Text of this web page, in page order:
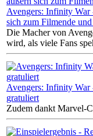
Avengers: Infinity War
sich zum Filmende
Die Macher von
wird, als viele Fans
Avengers: Infinity War
gratuliert
Zudem dankt Marvel-